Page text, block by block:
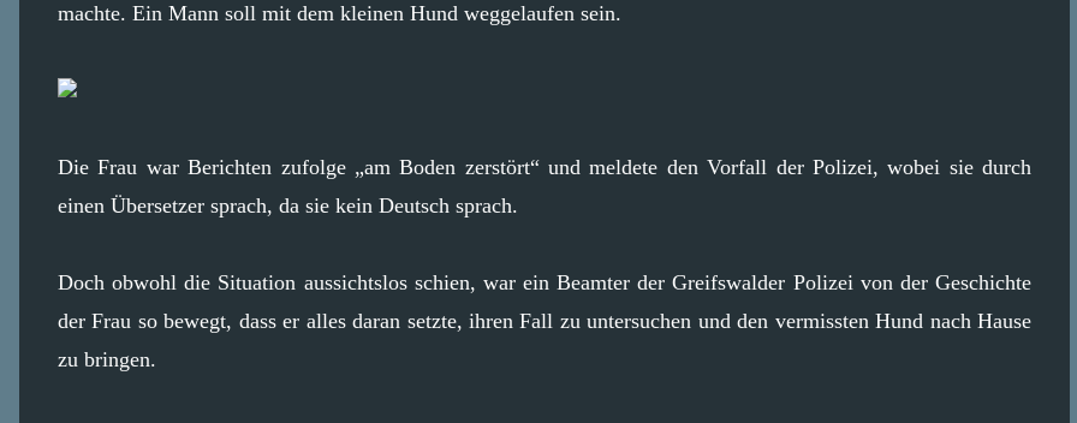
machte. Ein Mann soll mit dem kleinen Hund weggelaufen sein.
Die Frau war Berichten zufolge „am Boden zerstört“ und meldete den Vorfall der Polizei, wobei sie durch
einen Übersetzer sprach, da sie kein Deutsch sprach.
Doch obwohl die Situation aussichtslos schien, war ein Beamter der Greifswalder Polizei von der Geschichte
der Frau so bewegt, dass er alles daran setzte, ihren Fall zu untersuchen und den vermissten Hund nach Hause
zu bringen.